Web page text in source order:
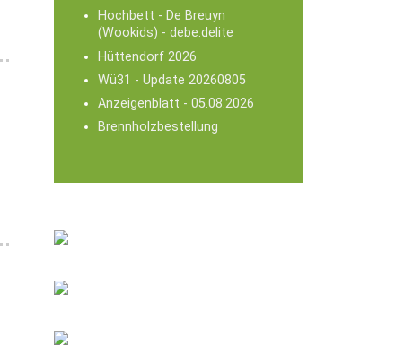
Hochbett - De Breuyn
(Wookids) - debe.delite
Hüttendorf 2026
Wü31 - Update 20260805
Anzeigenblatt - 05.08.2026
Brennholzbestellung